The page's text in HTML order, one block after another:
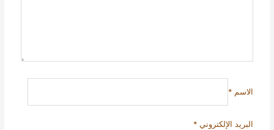
الاسم *
البريد الإلكتروني *